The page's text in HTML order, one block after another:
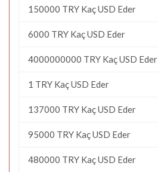
150000 TRY Kaç USD Eder
6000 TRY Kaç USD Eder
4000000000 TRY Kaç USD Eder
1 TRY Kaç USD Eder
137000 TRY Kaç USD Eder
95000 TRY Kaç USD Eder
480000 TRY Kaç USD Eder